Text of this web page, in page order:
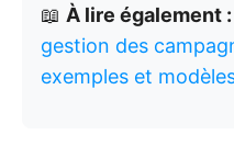
📖 À lire également :
gestion des
exemples et